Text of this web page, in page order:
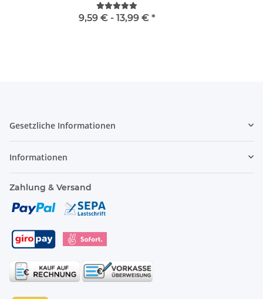
9,59 € - 13,99 € *
Gesetzliche Informationen
Informationen
Zahlung & Versand